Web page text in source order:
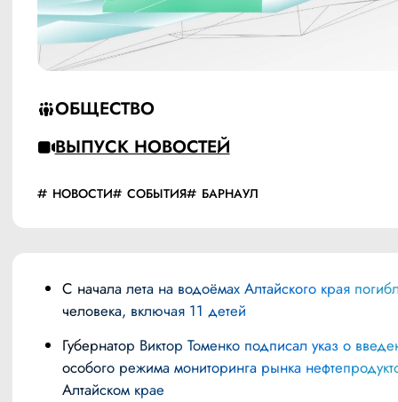
ОБЩЕСТВО
ВЫПУСК НОВОСТЕЙ
НОВОСТИ СОБЫТИЯ БАРНАУЛ
С начала лета на водоёмах Алтайского края погибли 34
человека, включая 11 детей
Губернатор Виктор Томенко подписал указ о введении
особого режима мониторинга рынка
Алтайском крае